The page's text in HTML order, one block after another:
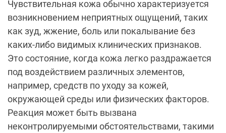
Чувствительная кожа обычно характеризуется
возникновением неприятных ощущений, таких
как зуд, жжение, боль или покалывание без
каких-либо видимых клинических признаков.
Это состояние, когда кожа легко раздражается
под воздействием различных элементов,
например, средств по уходу за кожей,
окружающей среды или физических факторов.
Реакция может быть вызвана
неконтролируемыми обстоятельствами, такими